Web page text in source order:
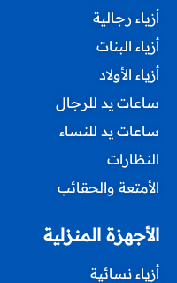
أزياء رجالية
أزياء البنات
أزياء الأولاد
ساعات يد للرجال
ساعات يد للنساء
النظارات
الأمتعة والحقائب
الأجهزة المنزلية
أزياء نسائية